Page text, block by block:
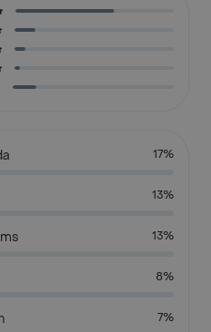
17%
13%
13%
8%
7%